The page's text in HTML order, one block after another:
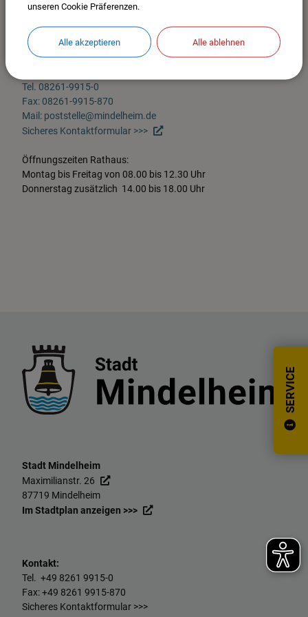
SERVICE
Maximilianstr. 26
87719 Mindelheim
Im Stadtplan anzeigen >>>
Tel. 08261-9915-0
Fax: 08261-9915-870
Mail: poststelle@mindelheim.de
Sicheres Kontaktformular >>>
Öffnungszeiten Rathaus:
Montag bis Freitag von 08.00 bis 12.30 Uhr
Donnerstag zusätzlich 14.00 bis 18.00 Uhr
Stadt Mindelheim
Maximilianstr. 26
87719 Mindelheim
Im Stadtplan anzeigen >>>
Kontakt:
Tel. +49 8261 9915-0
Fax: +49 8261 9915-870
Sicheres Kontaktformular >>>
unseren Cookie Präferenzen.
Alle akzeptieren Alle ablehnen